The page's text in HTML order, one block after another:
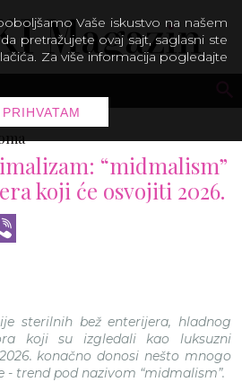
“midmalism”
koji će osvojiti 2026.
sterilnih bež enterijera, hladnog
koji su izgledali kao luksuzni
konačno donosi nešto mnogo
- trend pod nazivom “midmalism”.
Vaše iskustvo na našem
pretražujete ovaj sajt, saglasni ste
Za više informacija pogledajte
PRIHVATAM